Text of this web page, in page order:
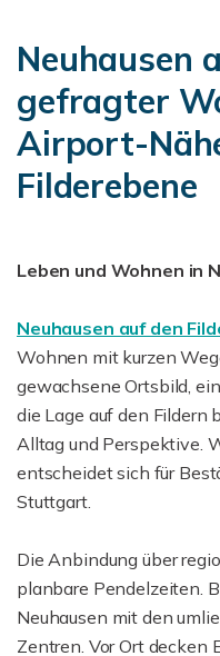
Neuhausen
gefragter
Airport-
Filderebene
Leben und Wohnen in
Neuhausen auf den
Wohnen mit kurzen
gewachsene Ortsbild,
die Lage auf den Fildern
Alltag und Perspektive.
entscheidet sich für
Stuttgart.
Die Anbindung über
planbare Pendelzeiten.
Neuhausen mit den
Zentren. Vor Ort decken